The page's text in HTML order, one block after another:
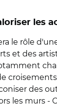
les
le rôle
et des
des
les murs -